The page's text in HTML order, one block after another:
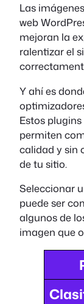
Las
web
mejoran la
ralentizar el
Y ahí es
Estos
permiten
calidad y sin
de tu sitio.
Seleccionar
puede ser
algunos de
imagen que